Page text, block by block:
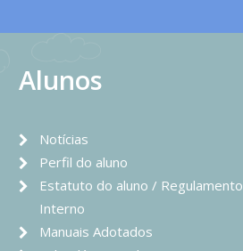
Alunos
Notícias
Perfil do aluno
Estatuto do aluno / Regulamento
Interno
Manuais Adotados